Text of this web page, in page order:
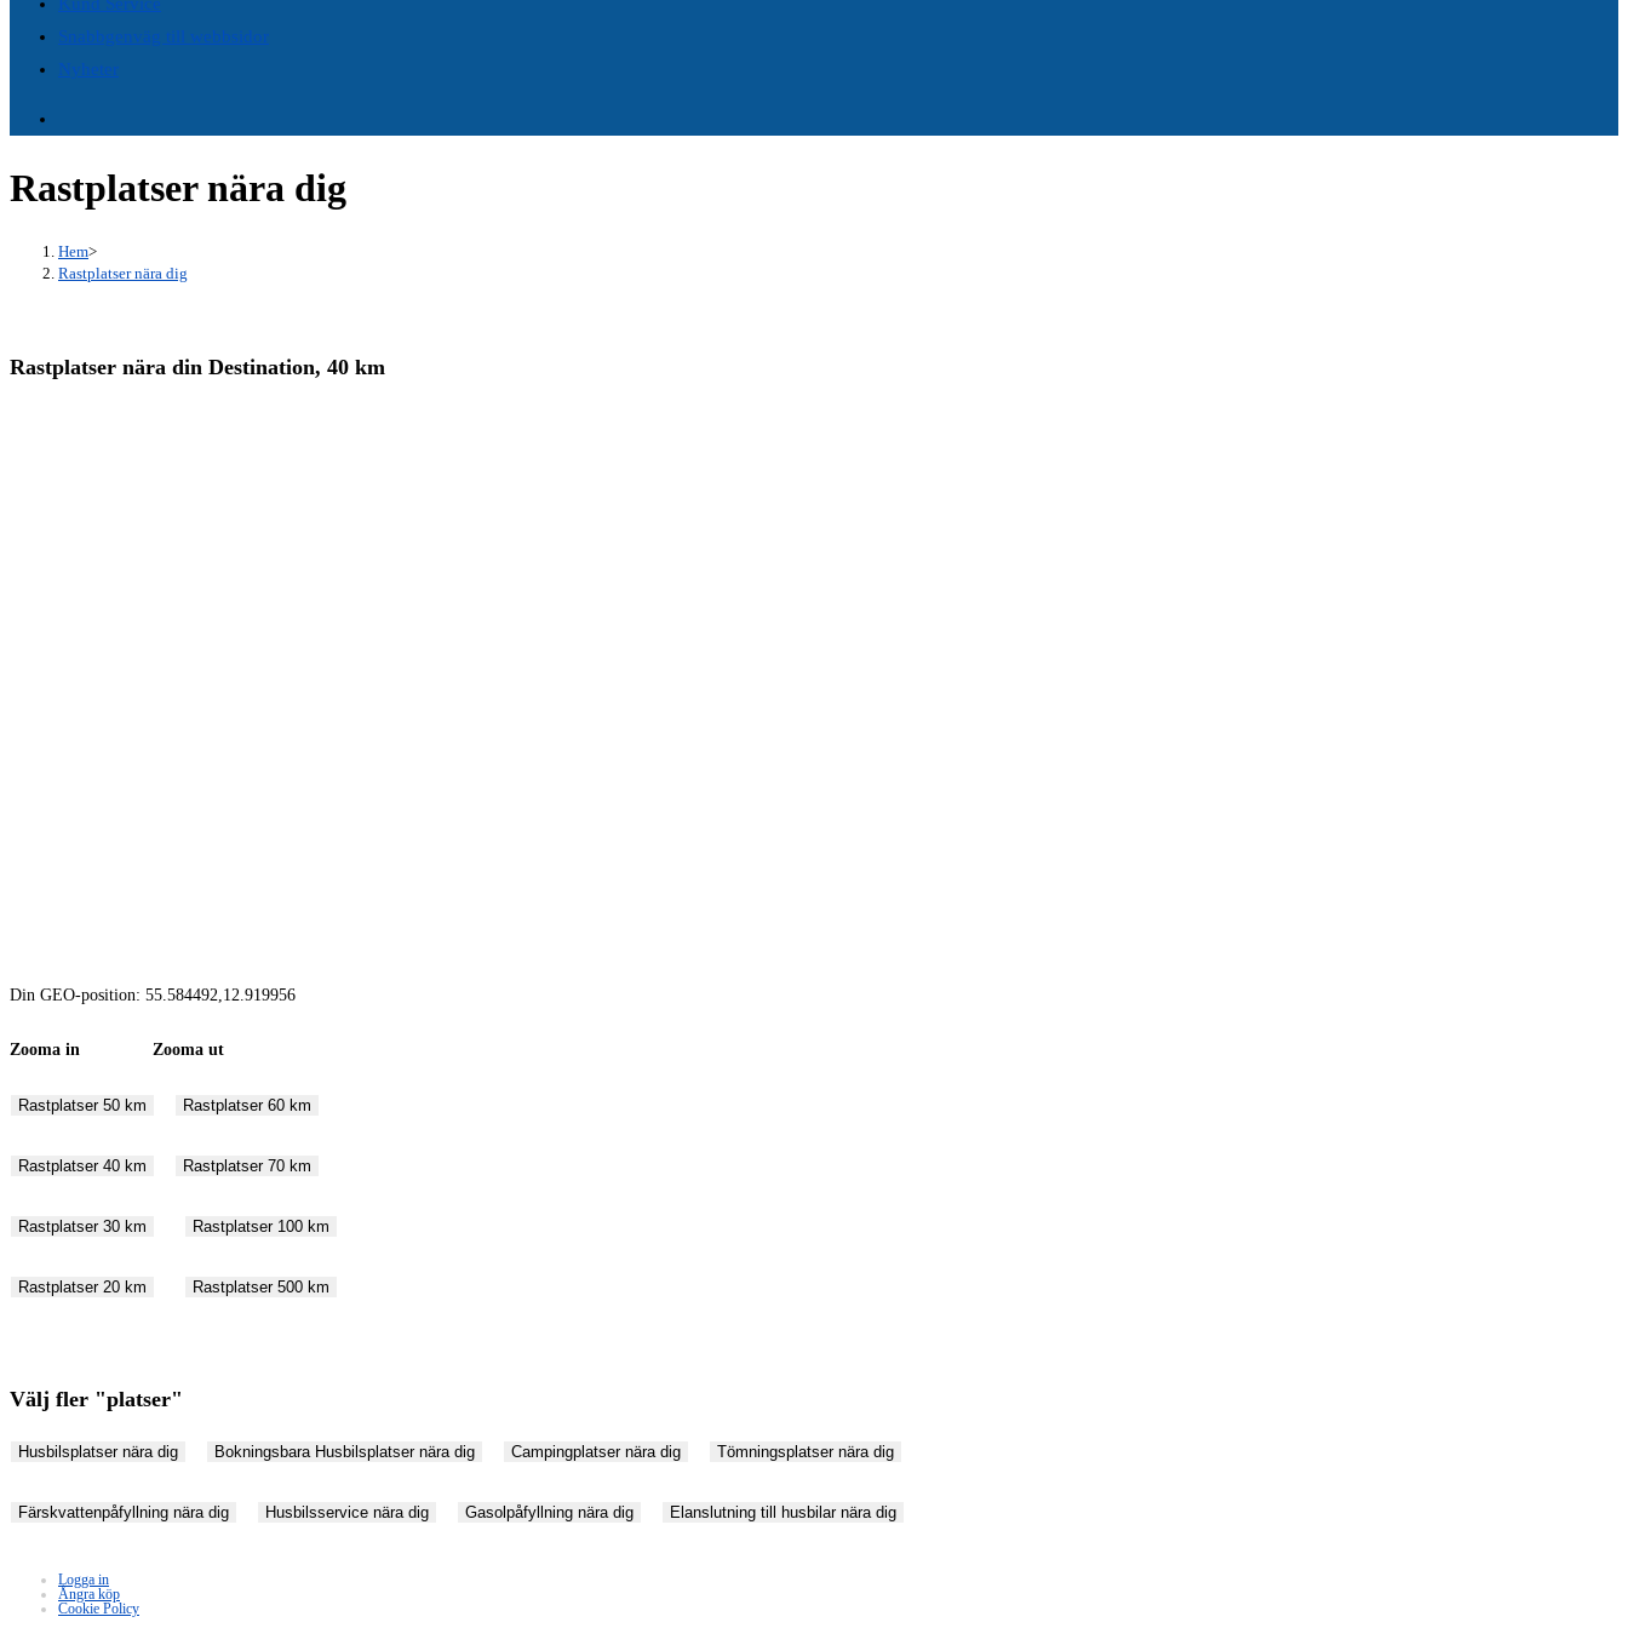
Snabbgenväg till webbsidor
Nyheter
Rastplatser nära dig
Hem>
Rastplatser nära dig
Rastplatser nära din Destination, 40 km
Din GEO-position: 55.584492,12.919956
Zooma in Zooma ut
Rastplatser 50 km Rastplatser 60 km
Rastplatser 40 km Rastplatser 70 km
Rastplatser 30 km Rastplatser 100 km
Rastplatser 20 km Rastplatser 500 km
Välj fler "platser"
Husbilsplatser nära dig Bokningsbara Husbilsplatser nära dig Campingplatser nära dig Tömningsplatser nära dig
Färskvattenpåfyllning nära dig Husbilsservice nära dig Gasolpåfyllning nära dig Elanslutning till husbilar nära dig
Logga in
Ångra köp
Cookie Policy